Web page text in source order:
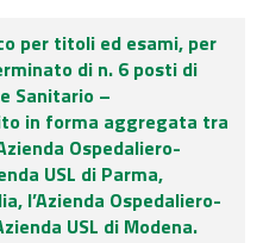
per titoli ed esami, per
di n. 6 posti di
Sanitario –
in forma aggregata tra
Ospedaliero-
USL di Parma,
l’Azienda Ospedaliero-
USL di Modena.